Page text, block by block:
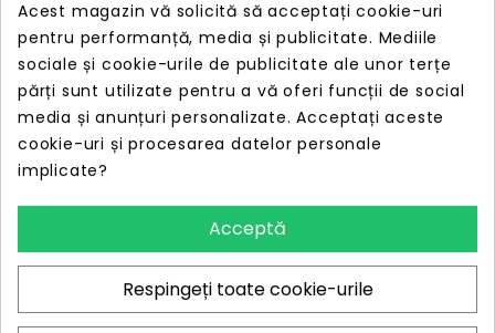
24Vcc, RS232
PRET
LIPSĂ STOC
1.101,40 lei
HGM1790N, LCD, 8-
35Vcc
PRET
LIPSĂ STOC
781,97 lei
Panou Control
SmartGen
HGM4020N, LCD, 8-
Modul conectare
GSM CMM366A-4G
Acest magazin vă solicită să acceptați cookie-uri
pentru performanță, media și publicitate. Mediile
sociale și cookie-urile de publicitate ale unor terțe
părți sunt utilizate pentru a vă oferi funcții de social
media și anunțuri personalizate. Acceptați aceste
cookie-uri și procesarea datelor personale
implicate?
Acceptă
Respingeți toate cookie-urile